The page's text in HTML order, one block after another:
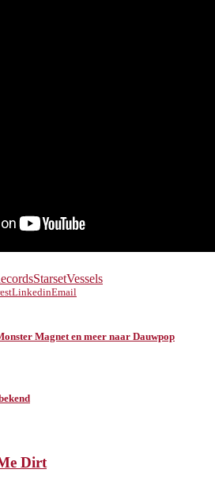
StarsetVessels
LinkedinEmail
Magnet en meer naar Dauwpop
Dirt